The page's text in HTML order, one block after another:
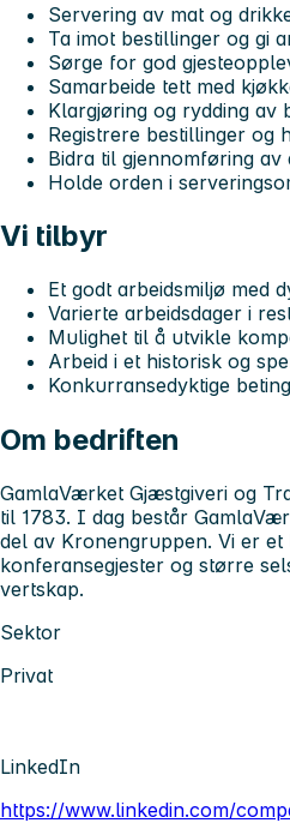
Servering av mat og
Ta imot bestillinger og gi
Sørge for god
Samarbeide tett med
Klargjøring og rydding av
Registrere bestillinger og
Bidra til gjennomføring
Holde orden i
Vi tilbyr
Et godt arbeidsmiljø med
Varierte arbeidsdager i
Mulighet til å utvikle
Arbeid i et historisk og
Konkurransedyktige
Om bedriften
GamlaVærket Gjæstgiveri og
til 1783. I dag består
del av Kronengruppen. Vi er
konferansegjester og større
vertskap.
Sektor
Privat
LinkedIn
https://www.linkedin.com/